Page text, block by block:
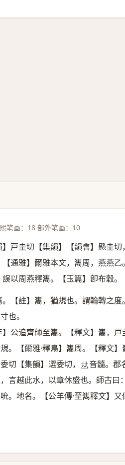
笔画：18 部外笔画：10
】戸圭切【集韻】【韻會】懸圭切，
【通雅】爾雅本文，巂周，燕燕
誤以周燕釋巂。【玉篇】卽布穀。
。【註】巂，猶規也。謂輪轉之
也。
公追齊師至巂。【釋文】巂，戸
。【爾雅·釋鳥】巂周。【釋文
切【集韻】選委切， 𠀤音髓。郡
言越此水，以章休盛也。師古曰
。地名。【公羊傳·至嶲釋文】